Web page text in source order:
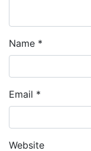
Name *
Email *
Website